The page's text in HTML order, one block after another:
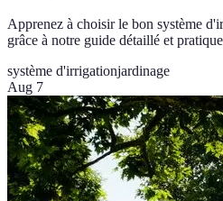
Apprenez à choisir le bon système
grâce à notre guide détaillé et
système d'irrigationjardinage
Aug 7